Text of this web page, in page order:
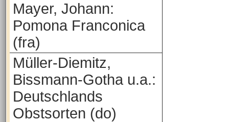
Mayer, Johann:
Pomona Franconica
(fra)
Müller-Diemitz,
Bissmann-Gotha u.a.:
Deutschlands
Obstsorten (do)